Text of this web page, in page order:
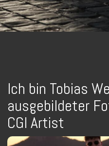
Ich bin Tobias
ausgebildeter
CGI Artist